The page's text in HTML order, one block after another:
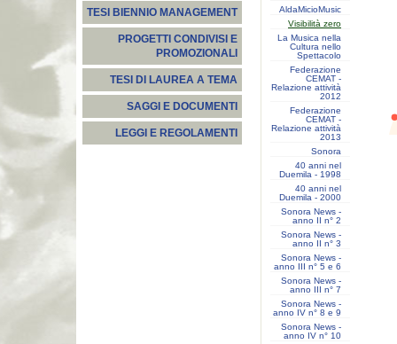
TESI BIENNIO MANAGEMENT
PROGETTI CONDIVISI E
PROMOZIONALI
TESI DI LAUREA A TEMA
SAGGI E DOCUMENTI
LEGGI E REGOLAMENTI
AldaMicioMusic
Visibilità zero
La Musica nella
Cultura nello
Spettacolo
Federazione
CEMAT -
Relazione attività
2012
Federazione
CEMAT -
Relazione attività
2013
Sonora
40 anni nel
Duemila - 1998
40 anni nel
Duemila - 2000
Sonora News -
anno II n° 2
Sonora News -
anno II n° 3
Sonora News -
anno III n° 5 e 6
Sonora News -
anno III n° 7
Sonora News -
anno IV n° 8 e 9
Sonora News -
anno IV n° 10